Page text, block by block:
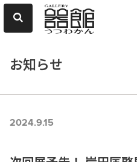
お知らせ
2024.9.15